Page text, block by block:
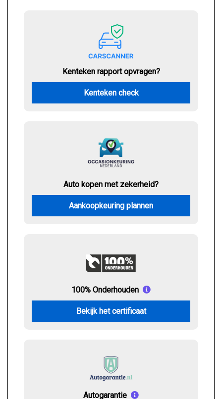
Kenteken rapport opvragen?
Kenteken check
Auto kopen met zekerheid?
Aankoopkeuring plannen
100% Onderhouden
Bekijk het certificaat
Autogarantie